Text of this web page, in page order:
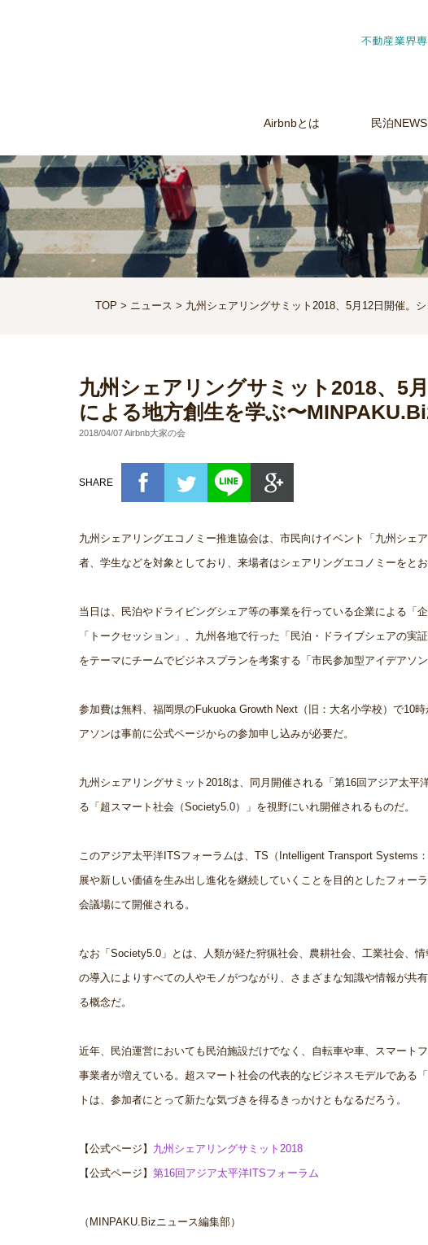
Airbnbとは 民泊NEWS
TOP > ニュース > 九州シェアリングサミット2018、5月12日開催。
九州シェアリングサミット2018、5
による地方創生を学ぶ〜
2018/04/07 Airbnb大家の会
SHARE
九州シェアリングエコノミー推進協会は、市民向けイベント「九州シェ
者、学生などを対象としており、来場者はシェアリングエコノミーをと
当日は、民泊やドライビングシェア等の事業を行っている企業による「
「トークセッション」、九州各地で行った「民泊・ドライブシェアの実
をテーマにチームでビジネスプランを考案する「市民参加型アイデアソン
参加費は無料、福岡県のFukuoka Growth Next（旧：大名小学校）で10
アソンは事前に公式ページからの参加申し込みが必要だ。
九州シェアリングサミット2018は、同月開催される「第16回アジア太
る「超スマート社会（Society5.0）」を視野にいれ開催されるものだ。
このアジア太平洋ITSフォーラムは、TS（Intelligent Transport Systems
展や新しい価値を生み出し進化を継続していくことを目的としたフォー
会議場にて開催される。
なお「Society5.0」とは、人類が経た狩猟社会、農耕社会、工業社会、
の導入によりすべての人やモノがつながり、さまざまな知識や情報が共
る概念だ。
近年、民泊運営においても民泊施設だけでなく、自転車や車、スマート
事業者が増えている。超スマート社会の代表的なビジネスモデルである
トは、参加者にとって新たな気づきを得るきっかけともなるだろう。
【公式ページ】 九州シェアリングサミット2018
【公式ページ】 第16回アジア太平洋ITSフォーラム
（MINPAKU.Bizニュース編集部）